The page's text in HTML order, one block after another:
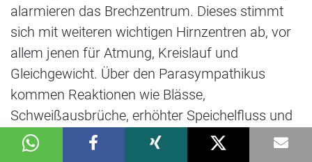
alarmieren das Brechzentrum. Dieses stimmt
sich mit weiteren wichtigen Hirnzentren ab, vor
allem jenen für Atmung, Kreislauf und
Gleichgewicht. Über den Parasympathikus
kommen Reaktionen wie Blässe,
Schweißausbrüche, erhöhter Speichelfluss und
Schwindel zustande.